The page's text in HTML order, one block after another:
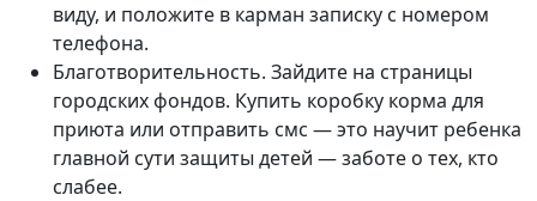
виду, и положите в карман записку с номером
телефона.
Благотворительность. Зайдите на страницы
городских фондов. Купить коробку корма для
приюта или отправить смс — это научит ребенка
главной сути защиты детей — заботе о тех, кто
слабее.